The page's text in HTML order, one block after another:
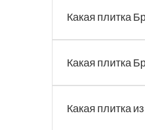
Какая плитка
Какая плитка
Какая плитка